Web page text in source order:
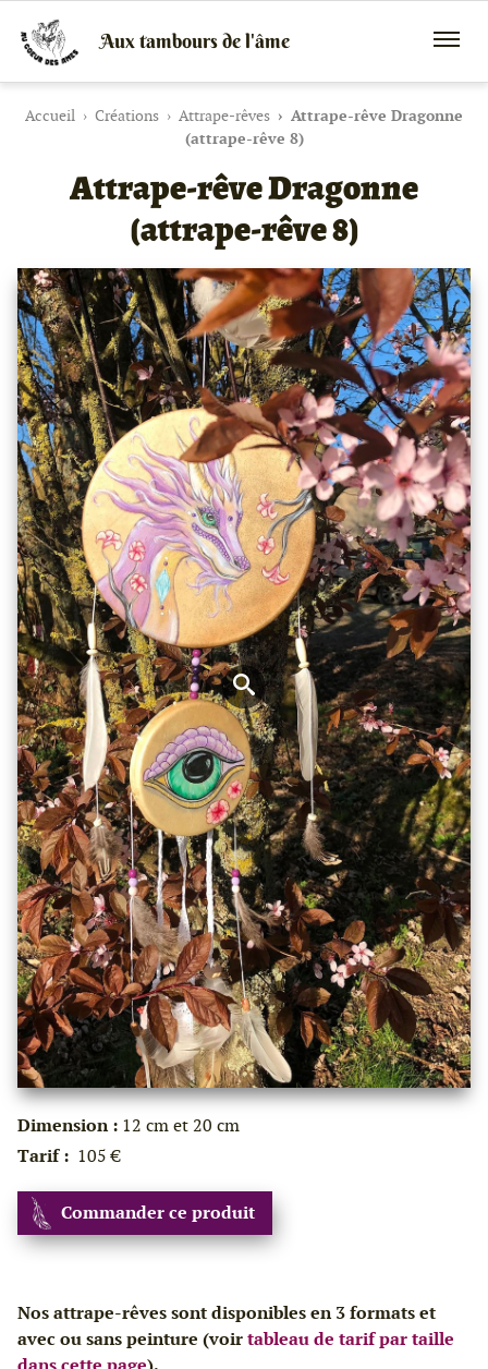
Aux tambours de l'âme
de
chamaniques,
peaux
et
peintures
canalisées,
soins
énergétiques,
stages
Accueil Créations Attrape-rêves
Attrape-rêve Dragonne
(attrape-rêve 8)
Attrape-rêve Dragonne
(attrape-rêve 8)
Dimension : 12 cm et 20 cm
Tarif : 105 €
Commander ce produit
Nos attrape-rêves sont disponibles en 3 formats et
avec ou sans peinture (voirtableau de tarif par taille